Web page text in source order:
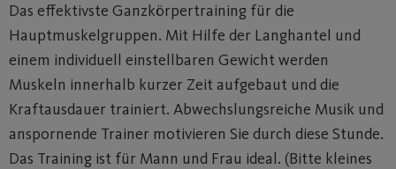
Das effektivste Ganzkörpertraining für die
Hauptmuskelgruppen. Mit Hilfe der Langhantel und
einem individuell einstellbaren Gewicht werden
Muskeln innerhalb kurzer Zeit aufgebaut und die
Kraftausdauer trainiert. Abwechslungsreiche Musik und
anspornende Trainer motivieren Sie durch diese Stunde.
Das Training ist für Mann und Frau ideal. (Bitte kleines